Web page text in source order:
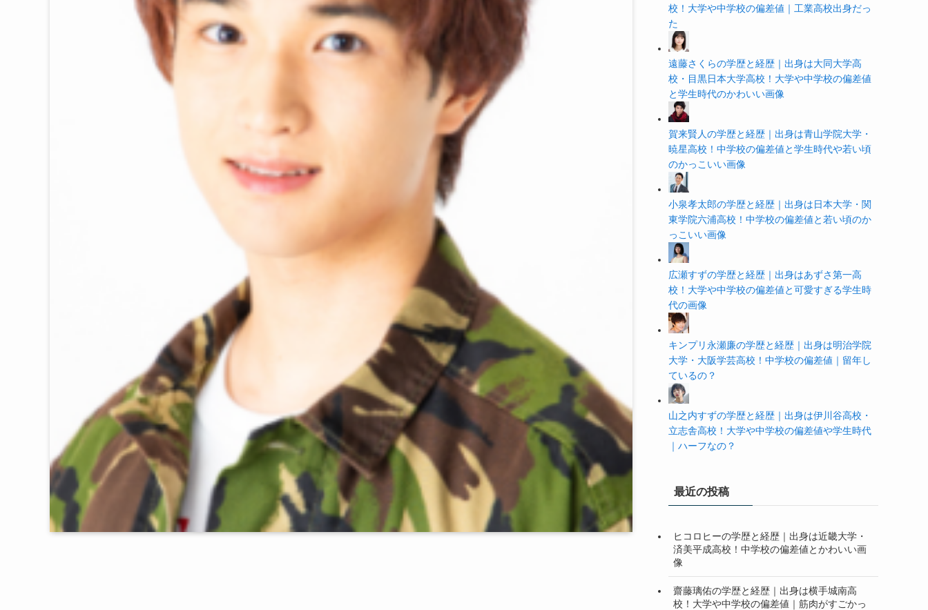
校！大学や中学校の偏差値｜工業高校出身だっ
た
遠藤さくらの学歴と経歴｜出身は大同大学高
校・目黒日本大学高校！大学や中学校の偏差値
と学生時代のかわいい画像
賀来賢人の学歴と経歴｜出身は青山学院大学・
暁星高校！中学校の偏差値と学生時代や若い頃
のかっこいい画像
小泉孝太郎の学歴と経歴｜出身は日本大学・関
東学院六浦高校！中学校の偏差値と若い頃のか
っこいい画像
広瀬すずの学歴と経歴｜出身はあずさ第一高
校！大学や中学校の偏差値と可愛すぎる学生時
代の画像
キンプリ永瀬廉の学歴と経歴｜出身は明治学院
大学・大阪学芸高校！中学校の偏差値｜留年し
ているの？
山之内すずの学歴と経歴｜出身は伊川谷高校・
立志舎高校！大学や中学校の偏差値や学生時代
｜ハーフなの？
最近の投稿
ヒコロヒーの学歴と経歴｜出身は近畿大学・
済美平成高校！中学校の偏差値とかわいい画
像
齋藤璃佑の学歴と経歴｜出身は横手城南高
校！大学や中学校の偏差値｜筋肉がすごかっ